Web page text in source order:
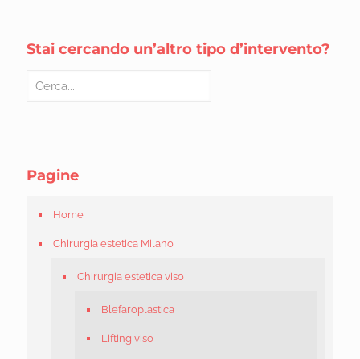
Stai cercando un’altro tipo d’intervento?
Pagine
Home
Chirurgia estetica Milano
Chirurgia estetica viso
Blefaroplastica
Lifting viso